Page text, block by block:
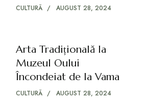
CULTURĂ AUGUST 28, 2024
Arta Tradițională la
Muzeul Oului
Încondeiat de la Vama
CULTURĂ AUGUST 28, 2024